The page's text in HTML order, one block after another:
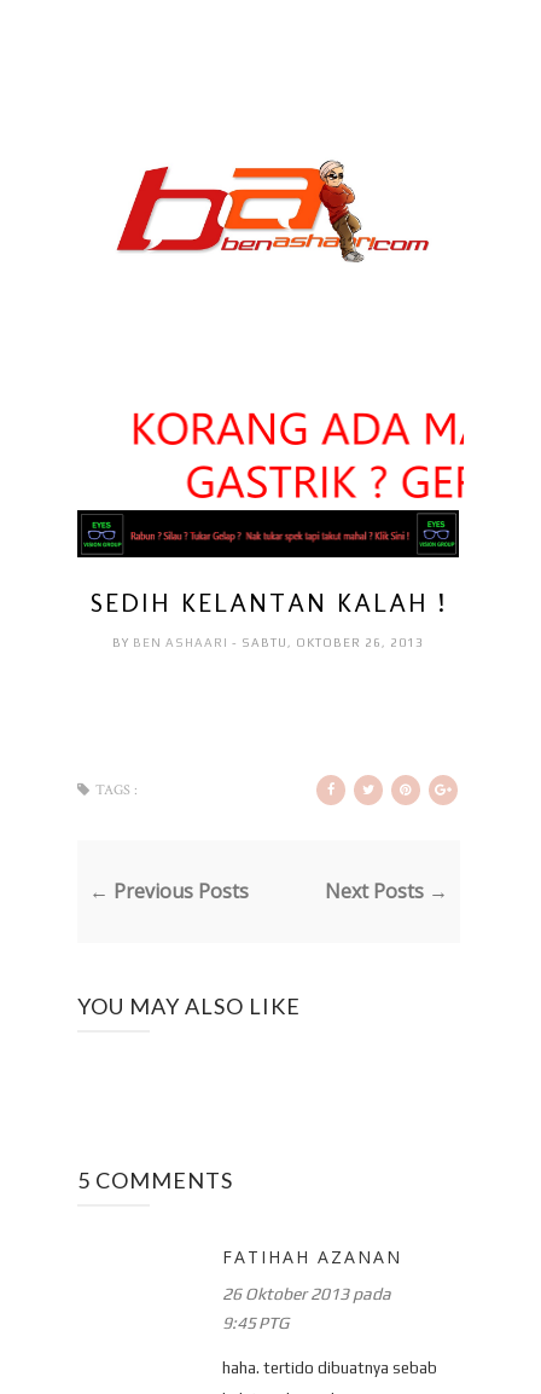
SEDIH KELANTAN KALAH !
BY BEN ASHAARI- SABTU, OKTOBER 26, 2013
TAGS :
← Previous Posts Next Posts →
YOU MAY ALSO LIKE
5 COMMENTS
FATIHAH AZANAN
26 Oktober 2013 pada
9:45 PTG
haha. tertido dibuatnya sebab